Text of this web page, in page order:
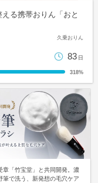
る携帯おりん「おと
久乗おりん
83 日
318%
章「竹宝堂」と共同開発。濃
筆で洗う、新発想の毛穴ケア